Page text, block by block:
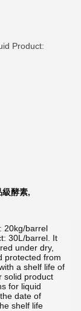
Product:
級酵素,
20kg/barrel
30L/barrel. It
under dry,
protected from
a shelf life of
solid product
for liquid
date of
shelf life